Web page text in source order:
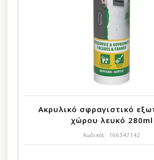
Ακρυλικό σφραγιστικό
χώρου λευκό 280ml
Κωδικός: 166347142